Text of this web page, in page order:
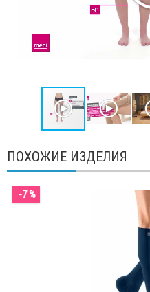
ПОХОЖИЕ ИЗДЕЛИЯ
-7 %